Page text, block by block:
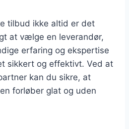
tilbud ikke altid er det
at vælge en leverandør,
erfaring og ekspertise
sikkert og effektivt. Ved at
kan du sikre, at
forløber glat og uden